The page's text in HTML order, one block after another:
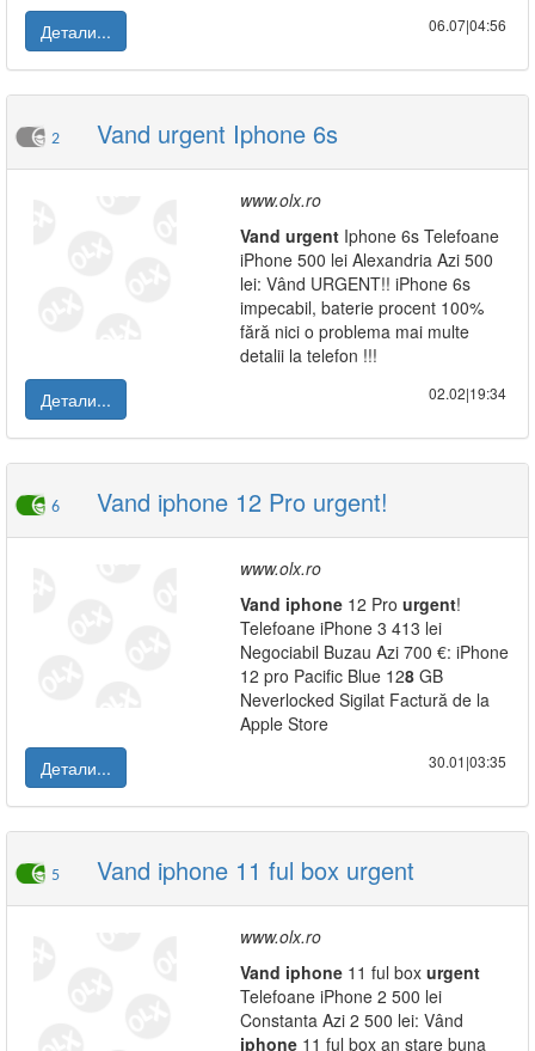
Детали...
06.07|04:56
2 Vand urgent Iphone 6s
www.olx.ro
Vand urgent Iphone 6s Telefoane
iPhone 500 lei Alexandria Azi 500
lei: Vând URGENT!! iPhone 6s
impecabil, baterie procent 100%
fără nici o problema mai multe
detalii la telefon !!!
Детали...
02.02|19:34
6 Vand iphone 12 Pro urgent!
www.olx.ro
Vand iphone 12 Pro urgent!
Telefoane iPhone 3 413 lei
Negociabil Buzau Azi 700 €: iPhone
12 pro Pacific Blue 128 GB
Neverlocked Sigilat Factură de la
Apple Store
Детали...
30.01|03:35
5 Vand iphone 11 ful box urgent
www.olx.ro
Vand iphone 11 ful box urgent
Telefoane iPhone 2 500 lei
Constanta Azi 2 500 lei: Vând
iphone 11 ful box an stare buna